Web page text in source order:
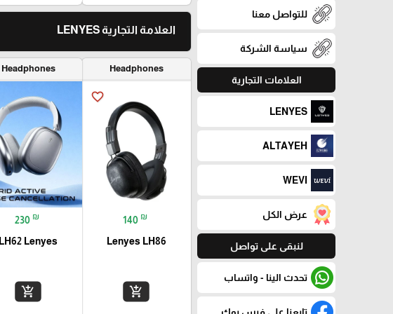
للتواصل معنا
سياسة الشركة
العلامات التجارية
LENYES
ALTAYEH
WEVI
عرض الكل
لنبقى على تواصل
تحدث الينا - واتساب
العلامة التجارية LENYES
Headphones
favorite_border
140 ₪
Lenyes LH86
add_shopping_cart
Headphones
230 ₪
LH62 Lenyes
add_shopping_cart